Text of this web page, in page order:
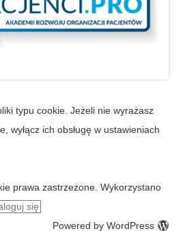
typu cookie. Jeżeli nie wyrażasz
wyłącz ich obsługę w ustawieniach
prawa zastrzeżone. Wykorzystano
się
Powered by WordPress